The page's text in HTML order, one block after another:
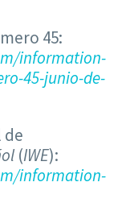
45:
information-
45-junio-de-
de
(IWE):
information-